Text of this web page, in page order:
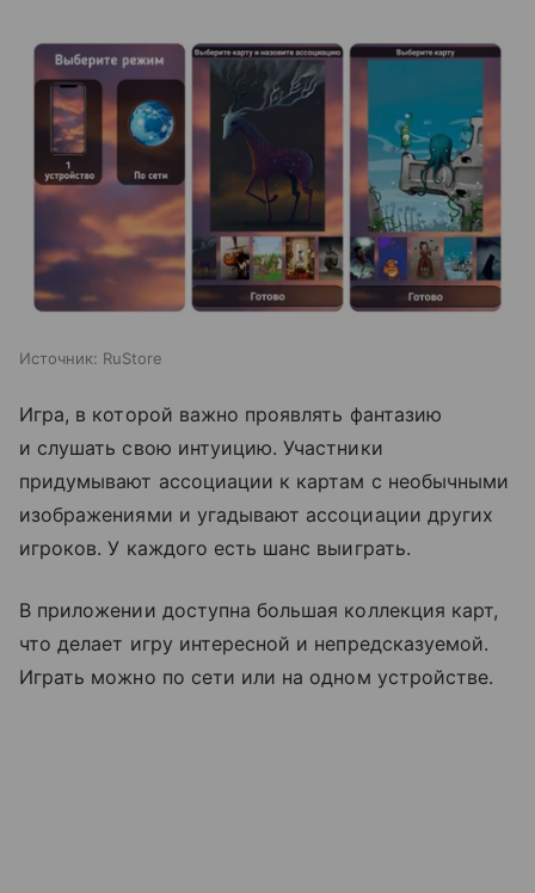
Источник: RuStore
Игра, в которой важно проявлять фантазию
и слушать свою интуицию. Участники
придумывают ассоциации к картам с необычными
изображениями и угадывают ассоциации других
игроков. У каждого есть шанс выиграть.
В приложении доступна большая коллекция карт,
что делает игру интересной и непредсказуемой.
Играть можно по сети или на одном устройстве.